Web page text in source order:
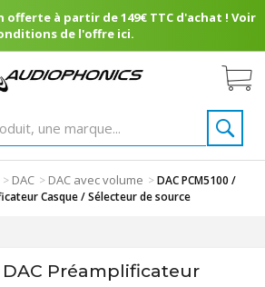
à partir de 149€ TTC d'achat ! Voir
de l'offre ici.
> DAC > DAC avec volume >DAC PCM5100 /
Casque / Sélecteur de source
DAC Préamplificateur